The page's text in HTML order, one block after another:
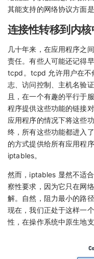
其能支持的网络协议方面是
连接性转移到内核
几十年来，在应用程序之
责任。有些人可能还记得
tcpd。tcpd 允许用户在不
志、访问控制、主机名验
且，在一个有趣的平行于
程序提供这些功能的链接
应用程序的情况下将这些
终，所有这些功能都进入
的方式提供给所有应用程
iptables。
然而，iptables 显然不适
察性要求，因为它只在网
解。自然，阻力最小的路
现在，我们正处于这样一
性，在操作系统中原生地